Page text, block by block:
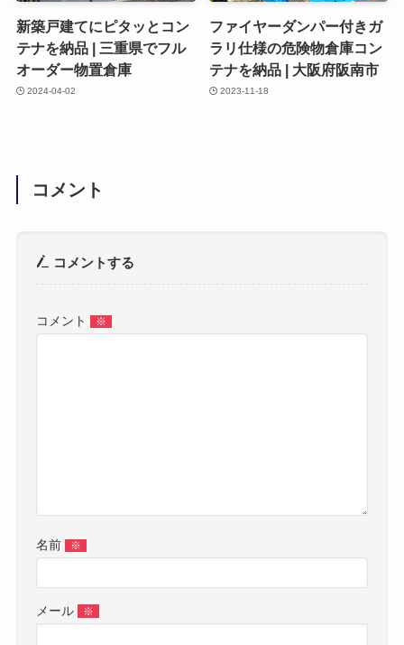
新築戸建てにピタッとコン
テナを納品 | 三重県でフル
オーダー物置倉庫
2024-04-02
ファイヤーダンパー付きガ
ラリ仕様の危険物倉庫コン
テナを納品 | 大阪府阪南市
2023-11-18
コメント
コメントする
コメント ※
名前 ※
メール ※